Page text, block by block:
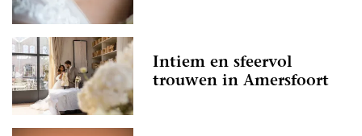
Intiem en sfeervol
trouwen in Amersfoort